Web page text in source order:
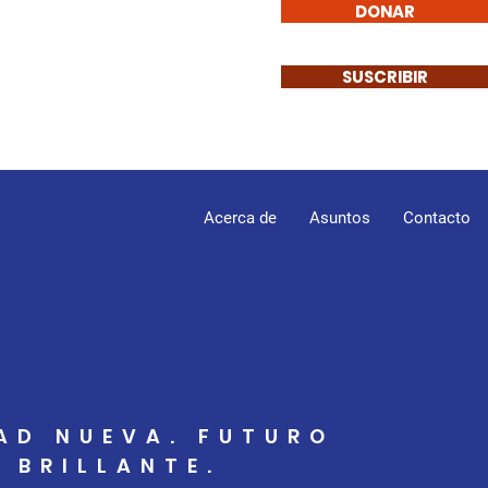
DONAR
SUSCRIBIR
Acerca de Asuntos Contacto
NUEVA. FUTURO
BRILLANTE.